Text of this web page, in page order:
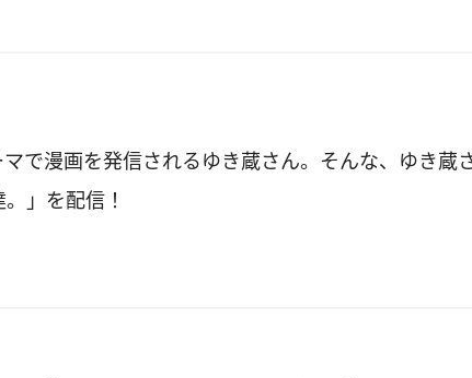
で漫画を発信されるゆき蔵さん。そんな、ゆき蔵
」を配信！